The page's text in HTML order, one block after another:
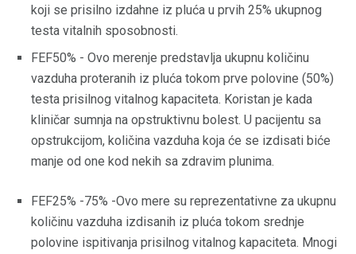
koji se prisilno izdahne iz pluća u prvih 25% ukupnog
testa vitalnih sposobnosti.
FEF50% - Ovo merenje predstavlja ukupnu količinu
vazduha proteranih iz pluća tokom prve polovine (50%)
testa prisilnog vitalnog kapaciteta. Koristan je kada
kliničar sumnja na opstruktivnu bolest. U pacijentu sa
opstrukcijom, količina vazduha koja će se izdisati biće
manje od one kod nekih sa zdravim plunima.
FEF25% -75% -Ovo mere su reprezentativne za ukupnu
količinu vazduha izdisanih iz pluća tokom srednje
polovine ispitivanja prisilnog vitalnog kapaciteta. Mnogi